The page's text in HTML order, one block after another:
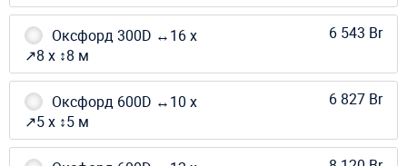
Оксфорд 300D ↔16 х
↗8 х ↕8 м
6 543 Br
Оксфорд 600D ↔10 х
↗5 х ↕5 м
6 827 Br